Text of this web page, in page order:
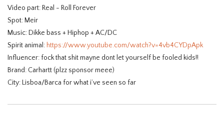
Video part: Real - Roll Forever
Spot: Meir
Music: Dikke bass + Hiphop + AC/DC
Spirit animal: https://www.youtube.com/watch?v=4vb4CYDpApk
Influencer: fock that shit mayne dont let yourself be fooled kids!!
Brand: Carhartt (plzz sponsor meee)
City: Lisboa/Barca for what i’ve seen so far